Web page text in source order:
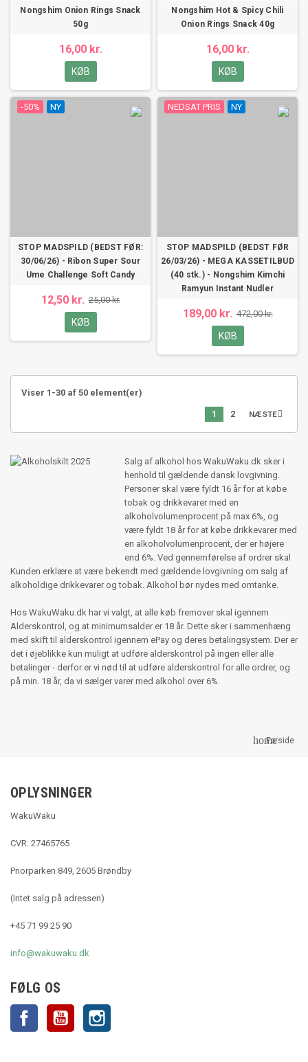
Nongshim Onion Rings Snack
50g
16,00 kr.
KØB
Nongshim Hot & Spicy Chili
Onion Rings Snack 40g
16,00 kr.
KØB
-50% NY
STOP MADSPILD (BEDST FØR:
30/06/26) - Ribon Super Sour
Ume Challenge Soft Candy
12,50 kr. 25,00 kr.
KØB
NEDSAT PRIS NY
STOP MADSPILD (BEDST FØR
26/03/26) - MEGA KASSETILBUD
(40 stk.) - Nongshim Kimchi
Ramyun Instant Nudler
189,00 kr. 472,00 kr.
KØB
Viser 1-30 af 50 element(er)
1 2 NÆSTE
Salg af alkohol hos WakuWaku.dk sker i
henhold til gældende dansk lovgivning.
Personer skal være fyldt 16 år for at købe
tobak og drikkevarer med en
alkoholvolumenprocent på max 6%, og
være fyldt 18 år for at købe drikkevarer med
en alkoholvolumenprocent, der er højere
end 6%. Ved gennemførelse af ordrer skal
Kunden erklære at være bekendt med gældende lovgivning om salg af
alkoholdige drikkevarer og tobak. Alkohol bør nydes med omtanke.
Hos WakuWaku.dk har vi valgt, at alle køb fremover skal igennem
Alderskontrol, og at minimumsalder er 18 år. Dette sker i sammenhæng
med skift til alderskontrol igennem ePay og deres betalingsystem. Der er
det i øjeblikke kun muligt at udføre alderskontrol på ingen eller alle
betalinger - derfor er vi nød til at udføre alderskontrol for alle ordrer, og
på min. 18 år, da vi sælger varer med alkohol over 6%.
homeForside
OPLYSNINGER
WakuWaku
CVR: 27465765
Priorparken 849, 2605 Brøndby
(Intet salg på adressen)
+45 71 99 25 90
info@wakuwaku.dk
FØLG OS
Facebook YouTube